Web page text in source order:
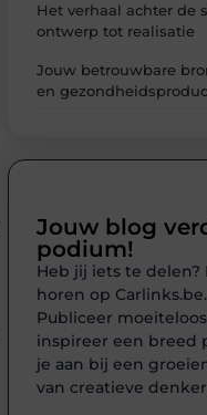
Het verhaal achter de
ontwerp tot realisatie
Jouw betrouwbare
en
Jouw blog
podium!
Heb jij iets te delen?
horen op Carlinks.be.
Publiceer
inspireer een breed
je aan bij een
van creatieve